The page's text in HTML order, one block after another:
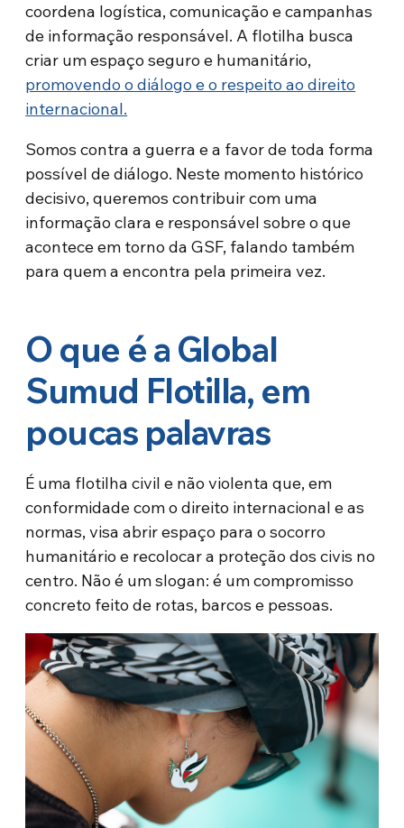
coordena logística, comunicação e campanhas
de informação responsável. A flotilha busca
criar um espaço seguro e humanitário,
promovendo o diálogo e o respeito ao direito
internacional.
Somos contra a guerra e a favor de toda forma
possível de diálogo. Neste momento histórico
decisivo, queremos contribuir com uma
informação clara e responsável sobre o que
acontece em torno da GSF, falando também
para quem a encontra pela primeira vez.
O que é a Global
Sumud Flotilla, em
poucas palavras
É uma flotilha civil e não violenta que, em
conformidade com o direito internacional e as
normas, visa abrir espaço para o socorro
humanitário e recolocar a proteção dos civis no
centro. Não é um slogan: é um compromisso
concreto feito de rotas, barcos e pessoas.